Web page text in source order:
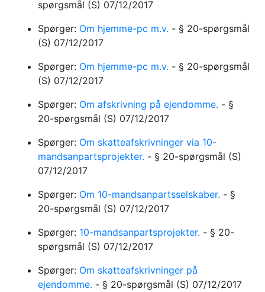
spørgsmål (S) 07/12/2017
Spørger: Om hjemme-pc m.v. - § 20-spørgsmål
(S) 07/12/2017
Spørger: Om hjemme-pc m.v. - § 20-spørgsmål
(S) 07/12/2017
Spørger: Om afskrivning på ejendomme. - §
20-spørgsmål (S) 07/12/2017
Spørger: Om skatteafskrivninger via 10-
mandsanpartsprojekter. - § 20-spørgsmål (S)
07/12/2017
Spørger: Om 10-mandsanpartsselskaber. - §
20-spørgsmål (S) 07/12/2017
Spørger: 10-mandsanpartsprojekter. - § 20-
spørgsmål (S) 07/12/2017
Spørger: Om skatteafskrivninger på
ejendomme. - § 20-spørgsmål (S) 07/12/2017